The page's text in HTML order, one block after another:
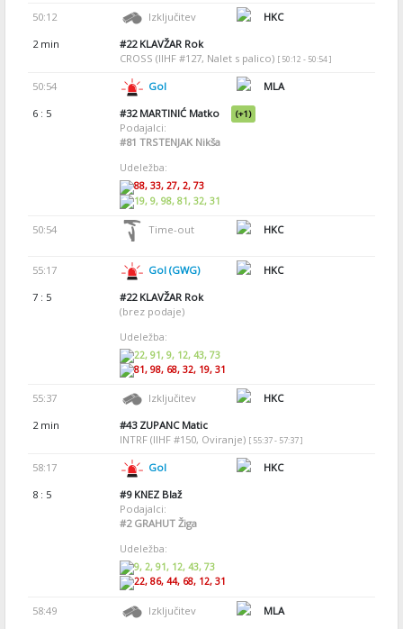
50:12 Izključitev
HKC
2 min
#22KLAVŽAR Rok
CROSS (IIHF #127, Nalet s palico) [ 50:12 - 50:54 ]
50:54 Gol
MLA
6 : 5
#32MARTINIĆ Matko (+1)
Podajalci:
#81 TRSTENJAK Nikša
Udeležba:
88, 33, 27, 2, 73
19, 9, 98, 81, 32, 31
50:54 Time-out HKC
55:17 Gol (GWG)
HKC
7 : 5
#22KLAVŽAR Rok
(brez podaje)
Udeležba:
22, 91, 9, 12, 43, 73
81, 98, 68, 32, 19, 31
55:37 Izključitev
HKC
2 min
#43ZUPANC Matic
INTRF (IIHF #150, Oviranje) [ 55:37 - 57:37 ]
58:17 Gol
HKC
8 : 5
#9KNEZ Blaž
Podajalci:
#2GRAHUT Žiga
Udeležba:
9, 2, 91, 12, 43, 73
22, 86, 44, 68, 12, 31
58:49 Izključitev
MLA